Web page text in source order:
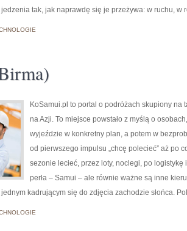
tak, jak naprawdę się je przeżywa: w ruchu, w
KoSamui.pl to portal o podróżach skupiony na
na Azji. To miejsce powstało z myślą o
wyjeździe w konkretny plan, a potem w
od pierwszego impulsu „chcę polecieć” aż po
sezonie lecieć, przez loty, noclegi, po
perła – Samui – ale równie ważne są inne
kadrującym się do zdjęcia zachodzie słońca.